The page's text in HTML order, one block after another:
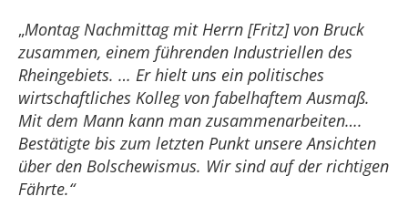
„Montag Nachmittag mit Herrn [Fritz] von Bruck
zusammen, einem führenden Industriellen des
Rheingebiets. … Er hielt uns ein politisches
wirtschaftliches Kolleg von fabelhaftem Ausmaß.
Mit dem Mann kann man zusammenarbeiten….
Bestätigte bis zum letzten Punkt unsere Ansichten
über den Bolschewismus. Wir sind auf der richtigen
Fährte.“